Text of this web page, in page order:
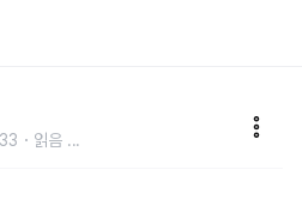
읽음 ...